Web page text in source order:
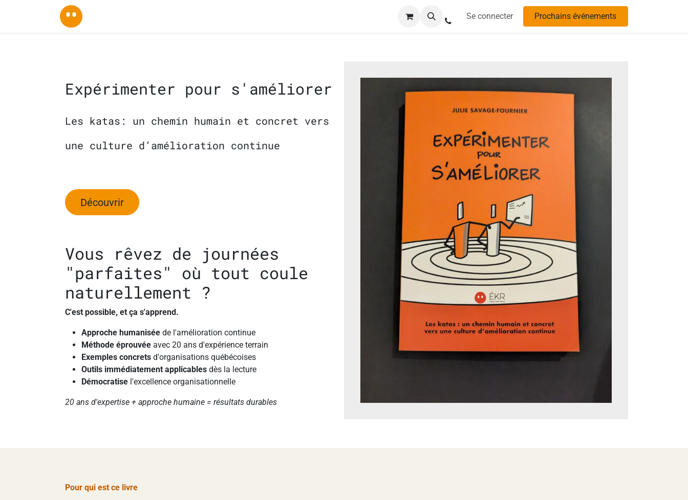
Se rendre au contenu
Contactez-nous Boutique Se connecter Prochains événements
Expérimenter pour s'améliorer
Les katas: un chemin humain et concret vers
une culture d’amélioration continue
Découvrir
Vous rêvez de journées
"parfaites" où tout coule
naturellement ?
C'est possible, et ça s'apprend.
Approche humanisée de l'amélioration continue
Méthode éprouvée avec 20 ans d'expérience terrain
Exemples concrets d'organisations québécoises
Outils immédiatement applicables dès la lecture
Démocratise l'excellence organisationnelle
20 ans d'expertise + approche humaine = résultats durables
Pour qui est ce livre